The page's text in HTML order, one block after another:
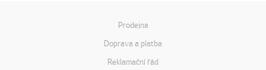
Prodejna
Doprava a platba
Reklamační řád